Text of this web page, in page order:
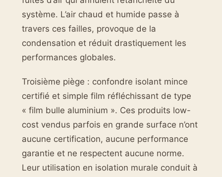
système. L’air chaud et humide passe à
travers ces failles, provoque de la
condensation et réduit drastiquement les
performances globales.
Troisième piège : confondre isolant mince
certifié et simple film réfléchissant de type
« film bulle aluminium ». Ces produits low-
cost vendus parfois en grande surface n’ont
aucune certification, aucune performance
garantie et ne respectent aucune norme.
Leur utilisation en isolation murale conduit à